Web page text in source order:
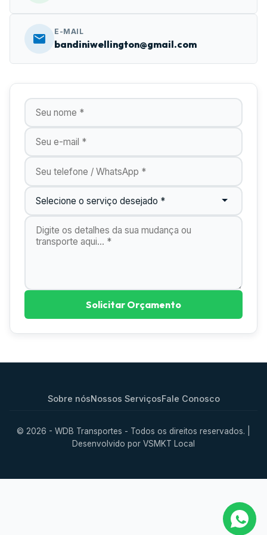
E-MAIL
bandiniwellington@gmail.com
Nome
E-mail
Telefone
Tipo de Serviço
Digite os detalhes do seu orçamento aqui...
Solicitar Orçamento
Sobre nósNossos ServiçosFale Conosco
© 2026 - WDB Transportes - Todos os direitos reservados. |
Desenvolvido por VSMKT Local